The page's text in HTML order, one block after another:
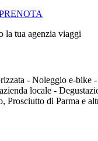
la tua agenzia viaggi
- Noleggio e-bike
locale -
Prosciutto di Parma e